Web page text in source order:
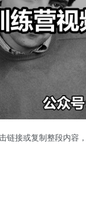
链接或复制整段内容